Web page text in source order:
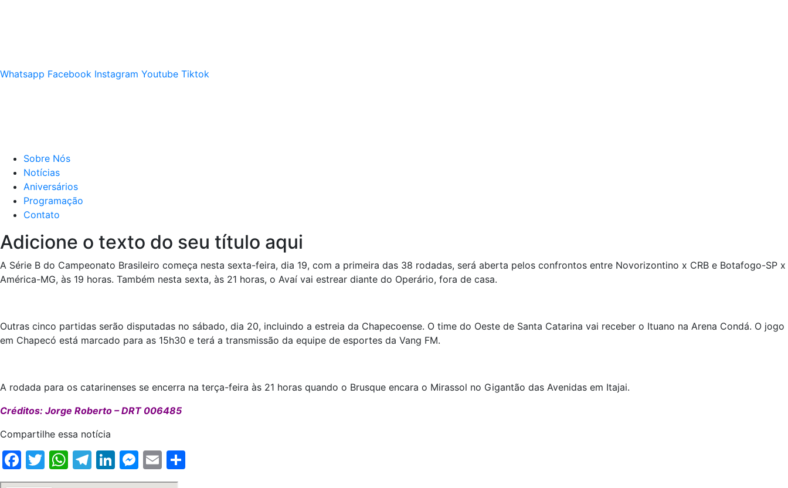
Whatsapp Facebook Instagram Youtube Tiktok
Sobre Nós
Notícias
Aniversários
Programação
Contato
Adicione o texto do seu título aqui
A Série B do Campeonato Brasileiro começa nesta sexta-feira, dia 19, com a primeira das 38 rodadas, será aberta pelos confrontos entre Novorizontino x CRB e Botafogo-SP x
América-MG, às 19 horas. Também nesta sexta, às 21 horas, o Avaí vai estrear diante do Operário, fora de casa.
Outras cinco partidas serão disputadas no sábado, dia 20, incluindo a estreia da Chapecoense. O time do Oeste de Santa Catarina vai receber o Ituano na Arena Condá. O jogo
em Chapecó está marcado para as 15h30 e terá a transmissão da equipe de esportes da Vang FM.
A rodada para os catarinenses se encerra na terça-feira às 21 horas quando o Brusque encara o Mirassol no Gigantão das Avenidas em Itajai.
Créditos: Jorge Roberto – DRT 006485
Compartilhe essa notícia
Facebook
Twitter
WhatsApp
Telegram
LinkedIn
Messenger
Email